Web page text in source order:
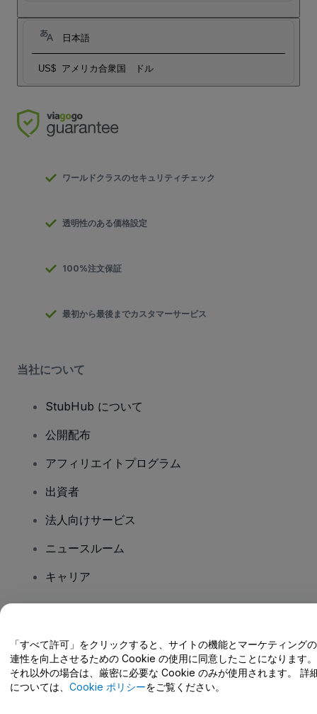
日本語
US$ アメリカ合衆国 ドル
ワールドクラスのセキュリティチェック
透明性のある価格設定
100%注文保証
最初から最後までカスタマーサービス
当社について
StubHub について
公開配布
アフィリエイトプログラム
出資者
法人向けサービス
ニュースルーム
キャリア
ヘルプセンター / こちらまでご連絡下さい
「すべて許可」をクリックすると、サイトの機能とマーケティング
連性を向上させるための Cookie の使用に同意したことになります。
それ以外の場合は、厳密に必要な Cookie のみが使用されます。 詳
については、 Cookie ポリシーをご覧ください。